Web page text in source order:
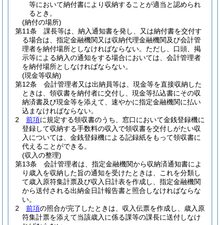
等において納付書により収納することが適当と認められ
るとき。
(納付の場所)
第11条
課長等は、納入通知書を発し、又は納付書を交付す
る場合は、指定金融機関又は収納代理金融機関及び会計管
理者を納付場所としなければならない。 ただし、口頭、掲
示等による納入の通知をする場合においては、会計管理者
を納付場所としなければならない。
(現金等収納)
第12条
会計管理者又は出納員等は、現金等を直接収納した
ときは、領収書を納付者に交付し、現金等払込書にその収
納済書及び現金等を添えて、速やかに指定金融機関に払い
込まなければならない。
2
前項に規定する領収書のうち、窓口において金銭登録機に
登録して収納する手数料の収入で領収書を交付しがたい収
入については、金銭登録機による記録紙をもって領収書に
代えることができる。
(収入の整理)
第13条
会計管理者は、指定金融機関から収納済通知書によ
り歳入を収納した旨の通知を受けたときは、これを分類し
て歳入原符集計票及び収入日計表を作成し、指定金融機関
から送付される出納金日計報告書と照合しなければならな
い。
2
前項の照合が完了したときは、収入伝票を作成し、歳入原
符集計票を添えて当該歳入に係る課等の課長に送付しなけ